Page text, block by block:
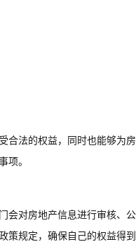
合法的权益，同时也能够为
项。
对房地产信息进行审核、公
策规定，确保自己的权益得